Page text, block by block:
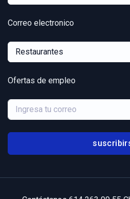
Correo electronico
Restaurantes
Ofertas de empleo